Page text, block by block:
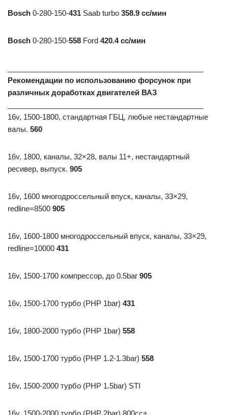
Bosch 0-280-150-431 Saab turbo 358.9 сс/мин
Bosch 0-280-150-558 Ford 420.4 сс/мин
Рекомендации по использованию форсунок при
различных доработках двигателей ВАЗ
16v, 1500-1800, стандартная ГБЦ, любые нестандартные
валы. 560
16v, 1800, каналы, 32×28, валы 11+, нестандартный
ресивер, выпуск. 905
16v, 1600 многодроссельный впуск, каналы, 33×29,
redline=8500 905
16v, 1600-1800 многодроссельный впуск, каналы, 33×29,
redline=10000 431
16v, 1500-1700 компрессор, до 0.5bar 905
16v, 1500-1700 турбо (PHP 1bar) 431
16v, 1800-2000 турбо (PHP 1bar) 558
16v, 1500-1700 турбо (PHP 1.2-1.3bar) 558
16v, 1500-2000 турбо (PHP 1.5bar) STI
16v, 1500-2000 турбо (PHP 2bar) 800cc+